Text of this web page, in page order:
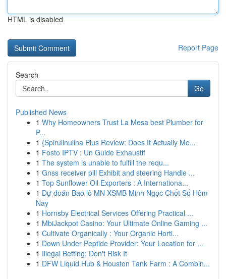
HTML is disabled
Report Page
Search
Go
Published News
1 Why Homeowners Trust La Mesa best Plumber for
P...
1 {Spirulinulina Plus Review: Does It Actually Me...
1 Fosto IPTV : Un Guide Exhaustif
1 The system is unable to fulfill the requ...
1 Gnss receiver pill Exhibit and steering Handle ...
1 Top Sunflower Oil Exporters : A Internationa...
1 Dự đoán Bao lô MN XSMB Minh Ngọc Chốt Số Hôm
Nay
1 Hornsby Electrical Services Offering Practical ...
1 MbiJackpot Casino: Your Ultimate Online Gaming ...
1 Cultivate Organically : Your Organic Horti...
1 Down Under Peptide Provider: Your Location for ...
1 Illegal Betting: Don't Risk It
1 DFW Liquid Hub & Houston Tank Farm : A Combin...